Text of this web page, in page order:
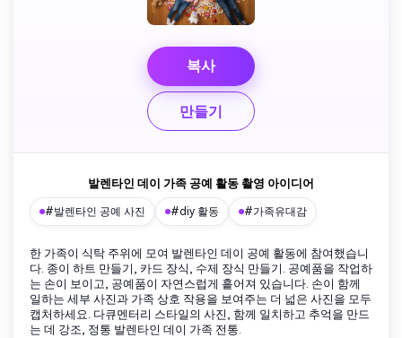
복사
만들기
발렌타인 데이 가족 공예 활동 촬영 아이디어
#발렌타인 공예 사진 #diy 활동 #가족유대감
한 가족이 식탁 주위에 모여 발렌타인 데이 공예 활동에 참여했습니
다. 종이 하트 만들기, 카드 장식, 수제 장식 만들기. 공예품을 작업하
는 손이 보이고, 공예품이 자연스럽게 흩어져 있습니다. 손이 함께
일하는 세부 사진과 가족 상호 작용을 보여주는 더 넓은 사진을 모두
캡처하세요. 다큐멘터리 스타일의 사진, 함께 일치하고 추억을 만드
는 데 강조, 정통 발렌타인 데이 가족 전통.